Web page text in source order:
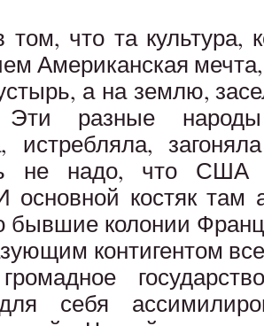
что та культура,
Американская
а на землю,
Эти разные народы
истребляла,
не надо, что США
основной костяк там
бывшие колонии
контигентом
громадное
себя